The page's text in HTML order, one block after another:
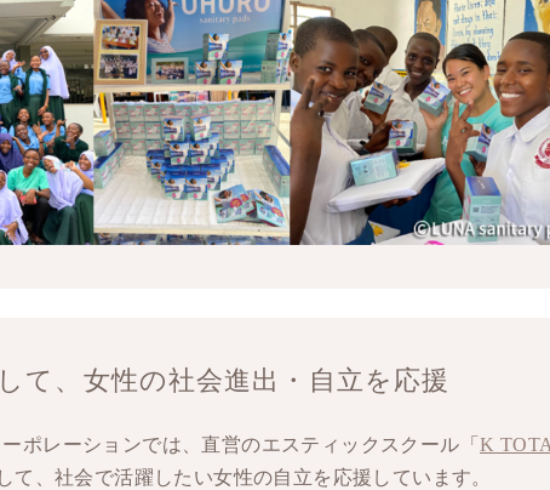
て、女性の社会進出・自立を応援
ポレーションでは、直営のエスティックスクール「 K
て、社会で活躍したい女性の自立を応援しています。